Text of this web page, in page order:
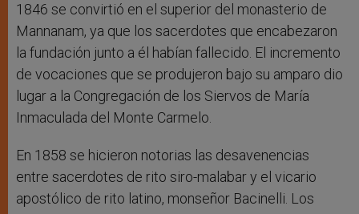
1846 se convirtió en el superior del monasterio de
Mannanam, ya que los sacerdotes que encabezaron
la fundación junto a él habían fallecido. El incremento
de vocaciones que se produjeron bajo su amparo dio
lugar a la Congregación de los Siervos de María
Inmaculada del Monte Carmelo.
En 1858 se hicieron notorias las desavenencias
entre sacerdotes de rito siro-malabar y el vicario
apostólico de rito latino, monseñor Bacinelli. Los